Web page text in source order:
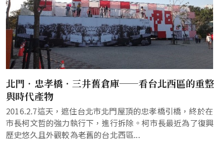
北門‧忠孝橋‧三井舊倉庫──看台北西區的重整
與時代產物
2016.2.7這天，遮住台北市北門屋頂的忠孝橋引橋，終於在
市長柯文哲的強力執行下，進行拆除。柯市長最近為了復興
歷史悠久且外觀較為老舊的台北西區...